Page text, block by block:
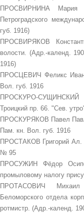
ПРОСВИРНИНА Мария
Петроградского
губ. 1916)
ПРОСВИРЯКОВ
волости. (Адр.-календ.
1916)
ПРОСЦЕВИЧ Феликс
Вол. губ. 1916
ПРОСКУРО-СУЩИНСКИЙ -
Троицкий пр. 66. "Сев.
ПРОСКУРЯКОВ Павел
Пам. кн. Вол. губ. 1916
ПРОСТАКОВ Григорий Ал. -
№ 95
ПРОСУЖИН Фёдор
промыловому налогу
ПРОТАСОВИЧ Михаил
Беломорского отдела
ротмистр. (Адр.-календ.